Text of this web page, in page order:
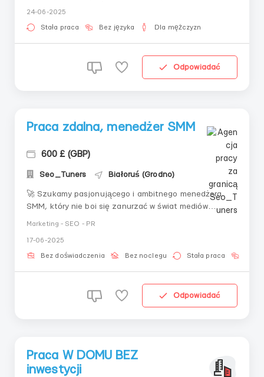
24-06-2025
Stała praca Bez języka Dla mężczyzn
Odpowiadać
Praca zdalna, menedżer SMM
600 £ (GBP)
Seo_Tuners Białoruś (Grodno)
🚀 Szukamy pasjonującego i ambitnego menedżera
SMM, który nie boi się zanurzać w świat mediów
pomysłów i chcesz rozwijać swoje umiejętności w
dynamicznej branży, ta oferta pracy jest właśnie dla
Marketing - SEO - PR
17-06-2025
Bez doświadczenia Bez noclegu Stała praca
Odpowiadać
Praca W DOMU BEZ
inwestycji